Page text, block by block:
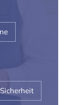
Sicherheit